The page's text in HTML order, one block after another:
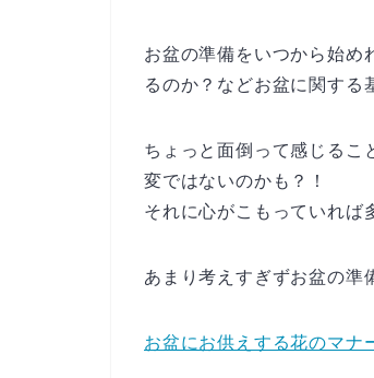
お盆の準備をいつから始め
るのか？などお盆に関する
ちょっと面倒って感じるこ
変ではないのかも？！
それに心がこもっていれば
あまり考えすぎずお盆の準
お盆にお供えする花のマナ